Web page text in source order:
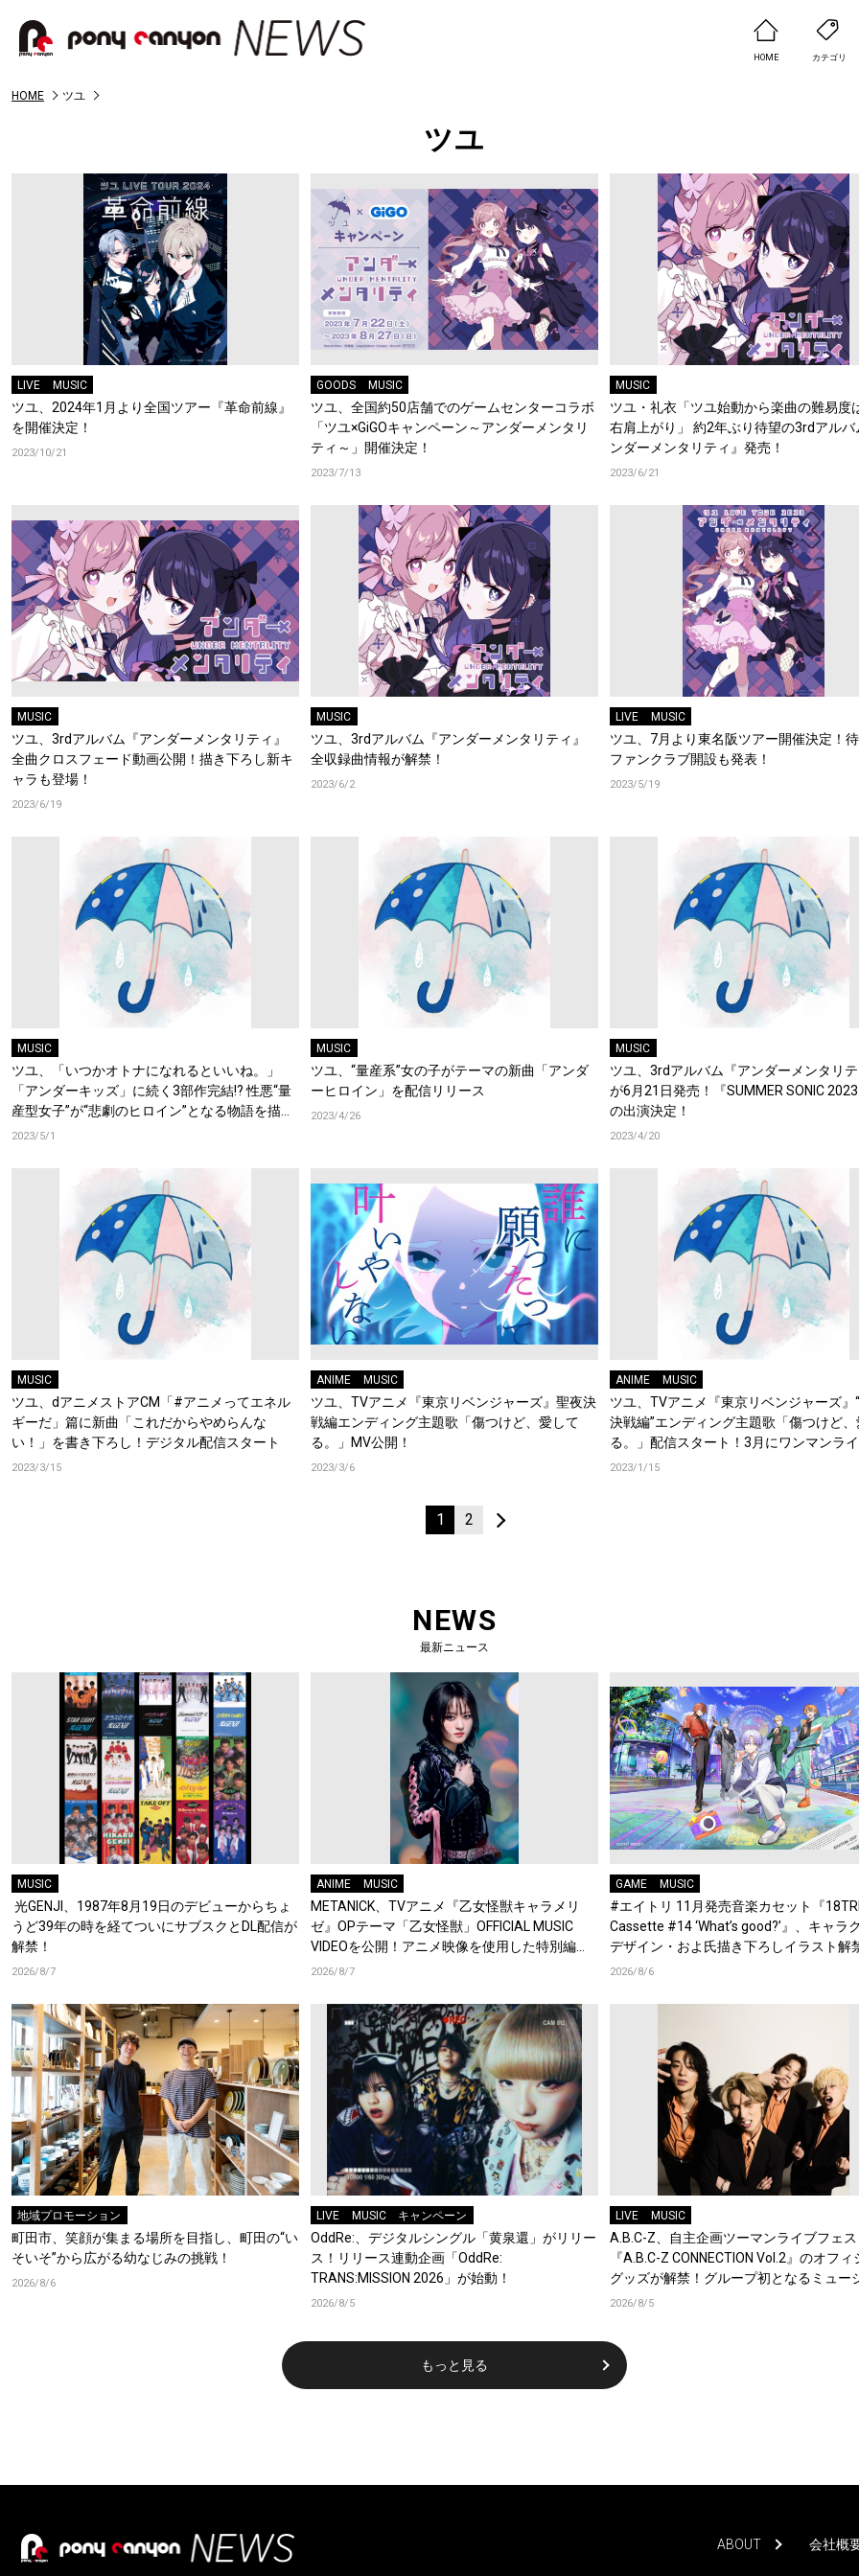
HOME カテゴリ
HOME ツユ
ツユ
LIVE MUSIC
ツユ、2024年1月より全国ツアー『革命前線』
を開催決定！
2023/10/21
GOODS MUSIC
ツユ、全国約50店舗でのゲームセンターコラボ
「ツユ×GiGOキャンペーン～アンダーメンタリ
ティ～」開催決定！
2023/7/13
MUSIC
ツユ・礼衣「ツユ始動から楽曲の難易度
右肩上がり」 約2年ぶり待望の3rdアルバ
ンダーメンタリティ』発売！
2023/6/21
MUSIC
ツユ、3rdアルバム『アンダーメンタリティ』
全曲クロスフェード動画公開！描き下ろし新キ
ャラも登場！
2023/6/19
MUSIC
ツユ、3rdアルバム『アンダーメンタリティ』
全収録曲情報が解禁！
2023/6/2
LIVE MUSIC
ツユ、7月より東名阪ツアー開催決定！
ファンクラブ開設も発表！
2023/5/19
MUSIC
ツユ、「いつかオトナになれるといいね。」
「アンダーキッズ」に続く3部作完結!? 性悪“量
産型女子”が“悲劇のヒロイン”となる物語を描い
た「アンダーヒロイン」MVを公開!
2023/5/1
MUSIC
ツユ、“量産系”女の子がテーマの新曲「アンダ
ーヒロイン」を配信リリース
2023/4/26
MUSIC
ツユ、3rdアルバム『アンダーメンタリテ
が6月21日発売！『SUMMER SONIC
の出演決定！
2023/4/20
MUSIC
ツユ、dアニメストアCM「#アニメってエネル
ギーだ」篇に新曲「これだからやめらんな
い！」を書き下ろし！デジタル配信スタート
2023/3/15
ANIME MUSIC
ツユ、TVアニメ『東京リベンジャーズ』聖夜決
戦編エンディング主題歌「傷つけど、愛して
る。」MV公開！
2023/3/6
ANIME MUSIC
ツユ、TVアニメ『東京リベンジャーズ』
決戦編”エンディング主題歌「傷つけど、
る。」配信スタート！3月にワンマンラ
開催決定！
2023/1/15
1 2
NEWS
最新ニュース
MUSIC
光GENJI、1987年8月19日のデビューからちょ
うど39年の時を経てついにサブスクとDL配信が
解禁！
2026/8/7
ANIME MUSIC
METANICK、TVアニメ『乙女怪獣キャラメリ
ゼ』OPテーマ「乙女怪獣」OFFICIAL MUSIC
VIDEOを公開！アニメ映像を使用した特別編
集！
2026/8/7
GAME MUSIC
#エイトリ 11月発売音楽カセット『
Cassette #14 ‘What’s good?’』、キャラ
デザイン・およ氏描き下ろしイラスト解
典Blu-rayには『HAMAツアーズ全体会議
2026/8/6
地域プロモーション
町田市、笑顔が集まる場所を目指し、町田の“い
そいそ”から広がる幼なじみの挑戦！
2026/8/6
LIVE MUSIC キャンペーン
OddRe:、デジタルシングル「黄泉還」がリリー
ス！リリース連動企画「OddRe:
TRANS:MISSION 2026」が始動！
2026/8/5
LIVE MUSIC
A.B.C-Z、自主企画ツーマンライブフェス
『A.B.C-Z CONNECTION Vol.2』のオフ
グッズが解禁！グループ初となるミュー
キーチェーンが登場！
2026/8/5
もっと見る
ABOUT 会社概